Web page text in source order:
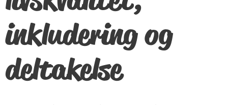
inkludering og
deltakelse